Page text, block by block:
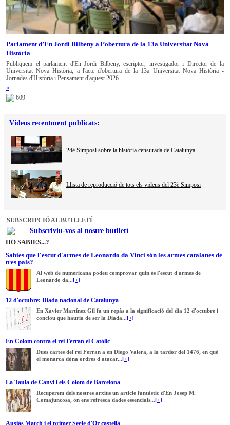
Parlament d’En Jordi Bilbeny a l’obertura de la 13a Universitat Nova
Història
Publiquem el parlament d'En Jordi Bilbeny, escriptor, investigador i Director de la
Universitat Nova Història; a l'acte d'obertura de la 13a Universitat Nova Història -
Jornades d'Història i Pensament d'aquest 2026.
»
609
Vídeos recentment publicats:
24è Simposi sobre la història censurada de Catalunya
Llista de reproducció de tots els videus del 23è Simposi
SUBSCRIPCIÓ AL BUTLLETÍ
Subscriviu-vos al nostre butlletí
HO SABIES...?
Sabies que l'escut d'armes de Leonardo da Vinci són les armes catalanes de
tres pals?
Al web de numericana podeu comprovar quin és l'escut d'armes de
Leonardo da...[+]
12 d'octubre: Diada nacional de Catalunya
En Xavier Martínez Gil fa un repàs a la significació del dia 12 d'octubre i
conclou que hauria de ser la Diada...[+]
En Colom contra el rei Ferran el Catòlic
Dues cartes del rei Ferran a en Diego Valera, a la tardor del 1476, en què
el monarca dóna ordres d'atacar...[+]
La Taula de Canvi i els Colom de Barcelona
Recuperem dels nostres arxius un article fantàstic d'En Josep M.
Comajuncosa, on ens refresca dades essencials...[+]
Ausiàs March i el primer Segle d'Or castellà